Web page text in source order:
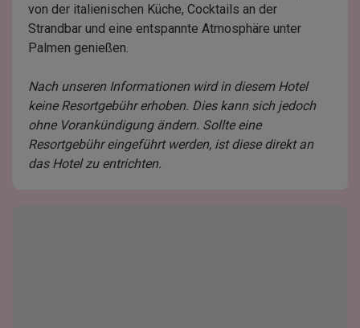
von der italienischen Küche, Cocktails an der
Strandbar und eine entspannte Atmosphäre unter
Palmen genießen.
Nach unseren Informationen wird in diesem Hotel
keine Resortgebühr erhoben. Dies kann sich jedoch
ohne Vorankündigung ändern. Sollte eine
Resortgebühr eingeführt werden, ist diese direkt an
das Hotel zu entrichten.